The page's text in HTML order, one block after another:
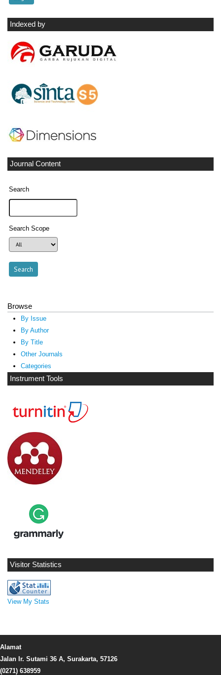
Indexed by
Journal Content
Search
Search Scope
Browse
By Issue
By Author
By Title
Other Journals
Categories
Instrument Tools
Visitor Statistics
View My Stats
Alamat
Jalan Ir. Sutami 36 A, Surakarta, 57126
(0271) 638959